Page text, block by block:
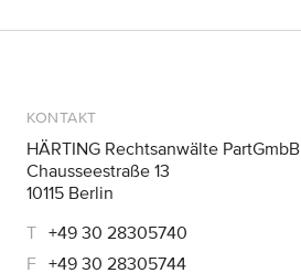
KONTAKT
HÄRTING Rechtsanwälte PartGmbB
Chausseestraße 13
10115 Berlin
+49 30 28305740
+49 30 28305744